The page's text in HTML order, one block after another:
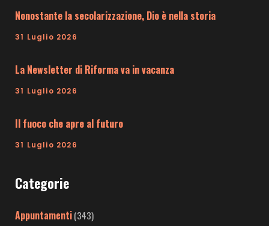
Nonostante la secolarizzazione, Dio è nella storia
31 Luglio 2026
La Newsletter di Riforma va in vacanza
31 Luglio 2026
Il fuoco che apre al futuro
31 Luglio 2026
Categorie
Appuntamenti(343)